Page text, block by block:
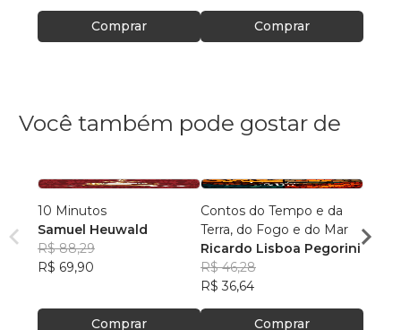
Comprar Comprar
Você também pode gostar de
10 Minutos
Samuel Heuwald
R$ 88,29
R$ 69,90
Comprar
Contos do Tempo e da
Terra, do Fogo e do Mar
Ricardo Lisboa Pegorini
R$ 46,28
R$ 36,64
Comprar